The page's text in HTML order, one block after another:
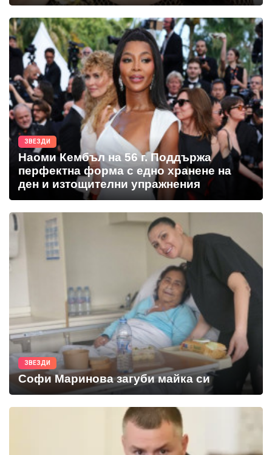
ЗВЕЗДИ
Наоми Кембъл на 56 г. Поддържа
перфектна форма с едно хранене на
ден и изтощителни упражнения
ЗВЕЗДИ
Софи Маринова загуби майка си